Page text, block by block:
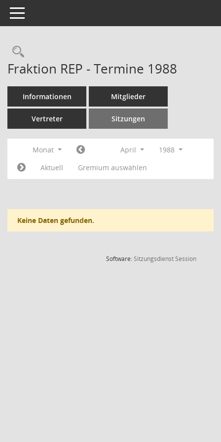
Toggle navigation
Rechercheauswahl
Fraktion REP - Termine 1988
Informationen Mitglieder
Vertreter Sitzungen
Monat April
1988
Aktuell
Gremium auswählen
Keine Daten gefunden.
Software:SitzungsdienstSession(Wird in